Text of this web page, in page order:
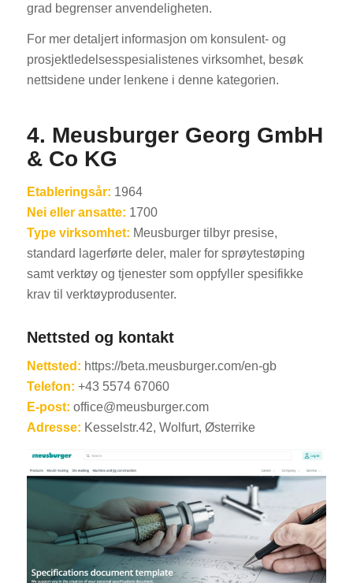
grad begrenser anvendeligheten.
For mer detaljert informasjon om konsulent- og
prosjektledelsesspesialistenes virksomhet, besøk
nettsidene under lenkene i denne kategorien.
4. Meusburger Georg GmbH
& Co KG
Etableringsår: 1964
Nei eller ansatte: 1700
Type virksomhet: Meusburger tilbyr presise,
standard lagerførte deler, maler for sprøytestøping
samt verktøy og tjenester som oppfyller spesifikke
krav til verktøyprodusenter.
Nettsted og kontakt
Nettsted: https://beta.meusburger.com/en-gb
Telefon: +43 5574 67060
E-post: office@meusburger.com
Adresse: Kesselstr.42, Wolfurt, Østerrike